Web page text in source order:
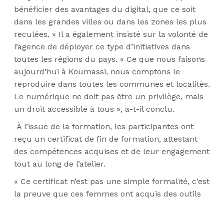
bénéficier des avantages du digital, que ce soit
dans les grandes villes ou dans les zones les plus
reculées. » Il a également insisté sur la volonté de
l’agence de déployer ce type d’initiatives dans
toutes les régions du pays. « Ce que nous faisons
aujourd’hui à Koumassi, nous comptons le
reproduire dans toutes les communes et localités.
Le numérique ne doit pas être un privilège, mais
un droit accessible à tous », a-t-il conclu.
À l’issue de la formation, les participantes ont
reçu un certificat de fin de formation, attestant
des compétences acquises et de leur engagement
tout au long de l’atelier.
« Ce certificat n’est pas une simple formalité, c’est
la preuve que ces femmes ont acquis des outils